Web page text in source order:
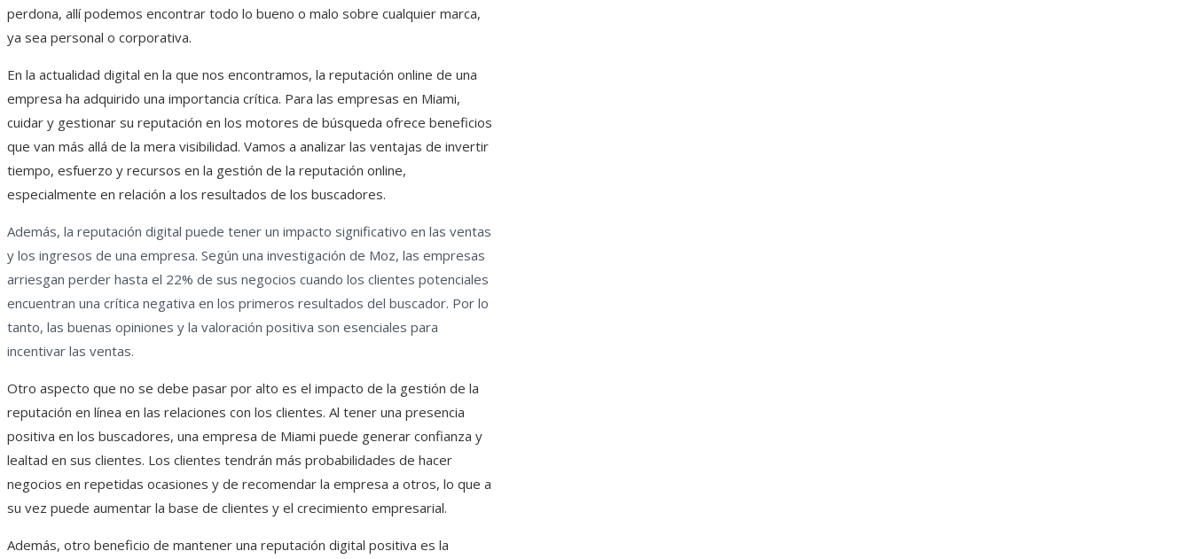
perdona, allí podemos encontrar todo lo bueno o malo sobre cualquier marca,
ya sea personal o corporativa.
En la actualidad digital en la que nos encontramos, la reputación online de una
empresa ha adquirido una importancia crítica. Para las empresas en Miami,
cuidar y gestionar su reputación en los motores de búsqueda ofrece beneficios
que van más allá de la mera visibilidad. Vamos a analizar las ventajas de invertir
tiempo, esfuerzo y recursos en la gestión de la reputación online,
especialmente en relación a los resultados de los buscadores.
Además, la reputación digital puede tener un impacto significativo en las ventas
y los ingresos de una empresa. Según una investigación de Moz, las empresas
arriesgan perder hasta el 22% de sus negocios cuando los clientes potenciales
encuentran una crítica negativa en los primeros resultados del buscador. Por lo
tanto, las buenas opiniones y la valoración positiva son esenciales para
incentivar las ventas.
Otro aspecto que no se debe pasar por alto es el impacto de la gestión de la
reputación en línea en las relaciones con los clientes. Al tener una presencia
positiva en los buscadores, una empresa de Miami puede generar confianza y
lealtad en sus clientes. Los clientes tendrán más probabilidades de hacer
negocios en repetidas ocasiones y de recomendar la empresa a otros, lo que a
su vez puede aumentar la base de clientes y el crecimiento empresarial.
Además, otro beneficio de mantener una reputación digital positiva es la